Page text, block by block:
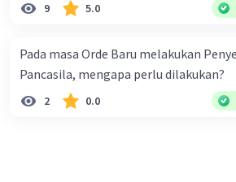
9 5.0
Pada masa Orde Baru melakukan
Pancasila, mengapa perlu dilakukan?
2 0.0